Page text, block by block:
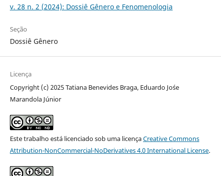
v. 28 n. 2 (2024): Dossiê Gênero e Fenomenologia
Seção
Dossiê Gênero
Licença
Copyright (c) 2025 Tatiana Benevides Braga, Eduardo Jo´se
Marandola Júnior
Este trabalho está licenciado sob uma licençaCreative Commons
Attribution-NonCommercial-NoDerivatives 4.0 International License.